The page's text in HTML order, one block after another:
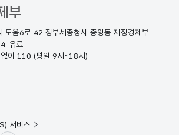
도움6로 42 정부세종청사 중앙동 재정경제부
유료
이 110 (평일 9시~18시)
서비스